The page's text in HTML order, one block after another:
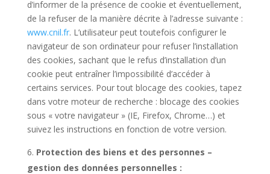
d’informer de la présence de cookie et éventuellement,
de la refuser de la manière décrite à l’adresse suivante :
www.cnil.fr. L’utilisateur peut toutefois configurer le
navigateur de son ordinateur pour refuser l’installation
des cookies, sachant que le refus d’installation d’un
cookie peut entraîner l’impossibilité d’accéder à
certains services. Pour tout blocage des cookies, tapez
dans votre moteur de recherche : blocage des cookies
sous « votre navigateur » (IE, Firefox, Chrome…) et
suivez les instructions en fonction de votre version.
Protection des biens et des personnes –
gestion des données personnelles :